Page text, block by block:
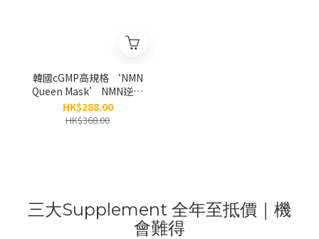
韓國cGMP高規格 ‘NMN
Queen Mask’ NMN逆齡
再生女王面膜（30ml x 5
片裝）
HK$288.00
HK$368.00
三大Supplement 全年至抵價｜機
會難得